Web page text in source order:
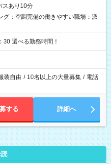
スあり10分
グ：空調完備の働きやすい職場：派
30 選べる勤務時間！
装自由 / 10名以上の大量募集 / 電話
する 詳細へ